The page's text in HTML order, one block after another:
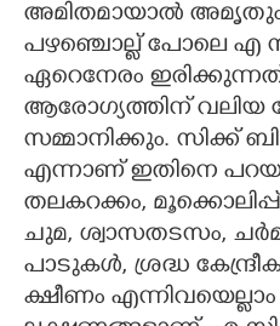
അമിതമായാൽ അമൃതും
പഴഞ്ചൊല്ല് പോലെ എ
ഏറെനേരം
ആരോഗ്യത്തിന് വലിയ
സമ്മാനിക്കും. സിക്ക്
എന്നാണ് ഇതിനെ
തലകറക്കം,
ചുമ, ശ്വാസതടസം,
പാടുകൾ, ശ്രദ്ധ
ക്ഷീണം എന്നിവയെല്ലാം